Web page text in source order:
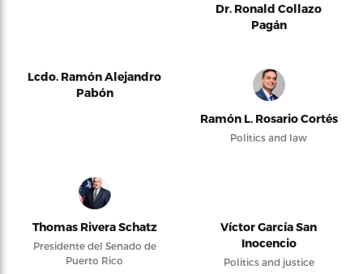
Dr. Ronald Collazo
Pagán
Lcdo. Ramón Alejandro
Pabón
Ramón L. Rosario Cortés
Politics and law
Thomas Rivera Schatz
Presidente del Senado de
Puerto Rico
Víctor García San
Inocencio
Politics and justice